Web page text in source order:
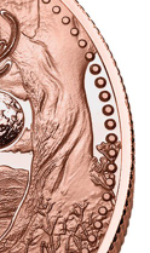
платины на 2026